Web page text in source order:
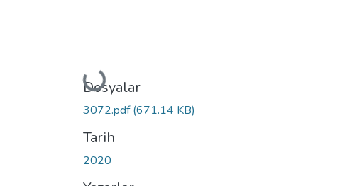
Yükleniyor...
Dosyalar
3072.pdf(671.14 KB)
Tarih
2020